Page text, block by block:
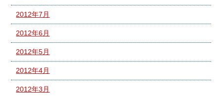
2012年7月
2012年6月
2012年5月
2012年4月
2012年3月